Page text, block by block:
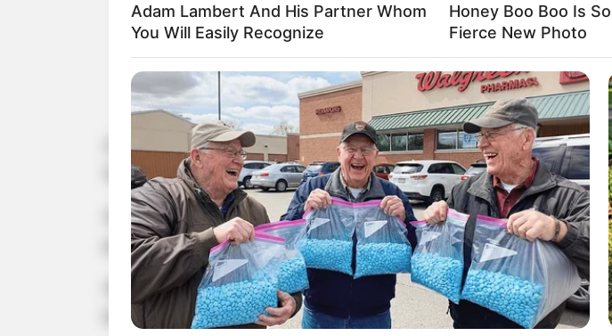
Armas foram apreendidas pela Polícia Rodoviária
A Polícia Rodoviária aprendeu na manhã desta quinta-feira
Seguro".
As armas estavam no estepe de um caminhão com placas do
próximo ao km 453.
Ainda segundo a Polícia Rodoviária, o motorista apresentou
busca minuciosa no veículo.
Adam Lambert And His Partner Whom
You Will Easily Recognize
Honey Boo Boo Is
Fierce New Photo